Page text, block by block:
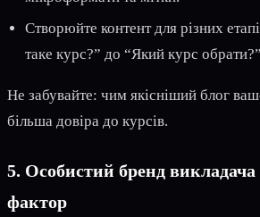
Створюйте контент для різних
таке курс?” до “Який курс
Не забувайте: чим якісніший блог
більша довіра до курсів.
5. Особистий бренд
фактор